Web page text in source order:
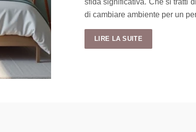
sfida significativa. Che si tratti
di cambiare ambiente per un
LIRE LA SUITE